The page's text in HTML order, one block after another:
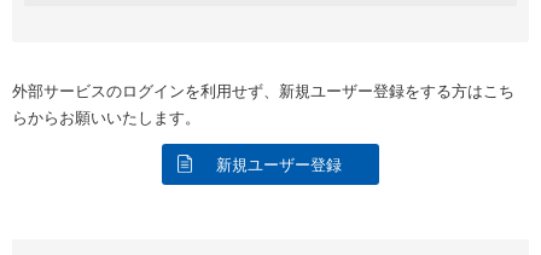
外部サービスのログインを利用せず、新規ユーザー登録をする方はこち
らからお願いいたします。
新規ユーザー登録